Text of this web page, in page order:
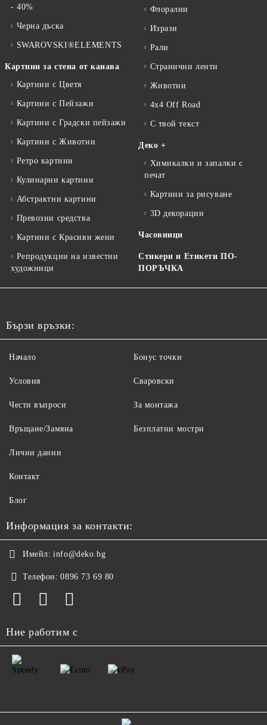
- 40%
Черна дъска
SWAROVSKI®ELEMENTS
Картини за стена от канава
Картини с Цветя
Картини с Пейзажи
Картини с Градски пейзажи
Картини с Животни
Ретро картини
Кулинарни картини
Абстрактни картини
Превозни средства
Картини с Красиви жени
Репродукции на известни
художници
Флорални
Изрази
Рали
Странични ленти
Животни
4x4 Off Road
С твой текст
Деко +
Химикалки и запалки с
печат
Картини за рисуване
3D декорации
Часовници
Стикери и Етикети ПО-
ПОРЪЧКА
Бързи връзки:
Начало
Условия
Чести въпроси
Връщане/Замяна
Бонус точки
Сваровски
За монтажа
Безплатни мостри
Лични данни
Контакт
Блог
Информация за контакти:
Имейл: info@deko.bg
Телефон: 0896 73 69 80
Ние работим с